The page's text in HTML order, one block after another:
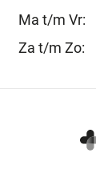
Ma t/m Vr:
Za t/m Zo: